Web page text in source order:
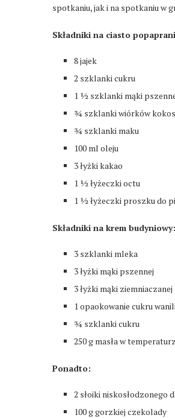
spotkaniu, jak i na spotkaniu w
Składniki na ciasto
8 jajek
2 szklanki cukru
1 ½ szklanki mąki
¾ szklanki wiórków
¾ szklanki maku
100 ml oleju
3 łyżki kakao
1 ½ łyżeczki octu
1 ½ łyżeczki proszku do
Składniki na krem budyniowy:
3 szklanki mleka
3 łyżki mąki pszennej
3 łyżki mąki ziemniaczanej
1 opaokowanie cukru
¾ szklanki cukru
250 g masła w
Ponadto:
2 słoiki niskosłodzonego
100 g gorzkiej czekolady